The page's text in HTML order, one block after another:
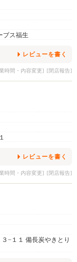
ブス福生
レビューを書く
時間・内容変更] [閉店報告]
レビューを書く
時間・内容変更] [閉店報告]
−１１ 備長炭やきとり